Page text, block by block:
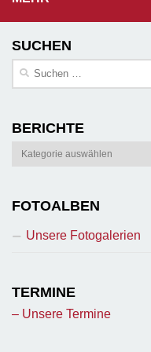
SUCHEN
Suchen
BERICHTE
Berichte
FOTOALBEN
Unsere Fotogalerien
TERMINE
– Unsere Termine